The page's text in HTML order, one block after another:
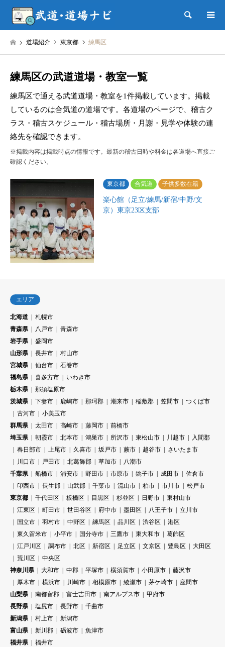
検索
道場紹介 東京都 練馬区
練馬区の武道道場・教室一覧
練馬区で通える武道道場・教室を1件掲載しています。掲載
しているのは合気道の道場です。各道場のページで、稽古ク
ラス・稽古スケジュール・稽古場所・月謝・見学や体験の連
絡先を確認できます。
※掲載内容は掲載時点の情報です。最新の稽古日時や料金は各道場へ直接ご
確認ください。
東京都 合気道 子供多数在籍
楽心館（足立/練馬/新宿/中野/文
京）東京23区支部
エリア
北海道
札幌市
青森県
八戸市
青森市
岩手県
盛岡市
山形県
長井市
村山市
宮城県
仙台市
石巻市
福島県
喜多方市
いわき市
栃木県
那須塩原市
茨城県
下妻市 鹿嶋市 那珂郡 潮来市 稲敷郡 笠間市
つくば市
古河市
小美玉市
群馬県
太田市 高崎市 藤岡市
前橋市
埼玉県
朝霞市 北本市 鴻巣市 所沢市 東松山市 川越市
入間郡
春日部市
上尾市 久喜市 坂戸市 蕨市 越谷市
さいたま市
川口市
戸田市 北葛飾郡 草加市
八潮市
千葉県
船橋市 浦安市 野田市 市原市 銚子市 成田市
佐倉市
印西市
長生郡 山武郡 千葉市 流山市 柏市 市川市
松戸市
東京都
千代田区 板橋区 目黒区 杉並区 日野市
東村山市
江東区
町田市 世田谷区 府中市 墨田区 八王子市
立川市
国立市
羽村市 中野区 練馬区 品川区 渋谷区
港区
東久留米市
小平市 国分寺市 三鷹市 東大和市
葛飾区
江戸川区
調布市 北区 新宿区 足立区 文京区 豊島区
大田区
荒川区
中央区
神奈川県
大和市 中郡 平塚市 横須賀市 小田原市
藤沢市
厚木市
横浜市 川崎市 相模原市 綾瀬市 茅ケ崎市
座間市
山梨県
南都留郡 富士吉田市 南アルプス市
甲府市
長野県
塩尻市 長野市
千曲市
新潟県
村上市
新潟市
富山県
新川郡 砺波市
魚津市
福井県
福井市